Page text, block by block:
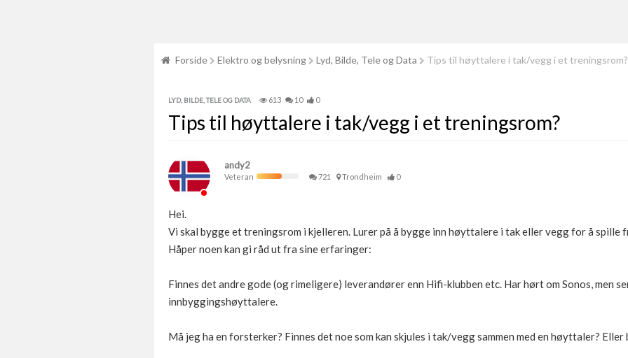
Forside Elektro og belysning Lyd, Bilde, Tele og Data Tips til høyttalere i tak/vegg i et treningsrom?
LYD, BILDE, TELE OG DATA 613 10 0
Tips til høyttalere i tak/vegg i et treningsrom?
andy2
Veteran 721 Trondheim 0
Hei.
Vi skal bygge et treningsrom i kjelleren. Lurer på å bygge inn høyttalere i tak eller vegg for å
Håper noen kan gi råd ut fra sine erfaringer:
Finnes det andre gode (og rimeligere) leverandører enn Hifi-klubben etc. Har hørt om Sonos, men
innbyggingshøyttalere.
Må jeg ha en forsterker? Finnes det noe som kan skjules i tak/vegg sammen med en høyttaler? Eller